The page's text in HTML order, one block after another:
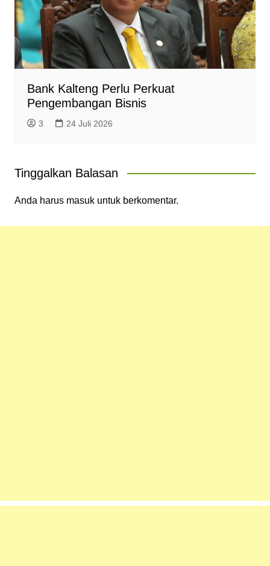
Bank Kalteng Perlu Perkuat
Pengembangan Bisnis
3 24 Juli 2026
Tinggalkan Balasan
Anda harus masukuntuk berkomentar.